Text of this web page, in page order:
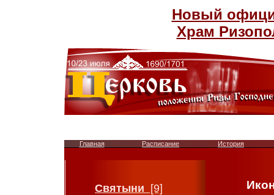
Новый
Храм
Главная Расписание История
Святыни [9]